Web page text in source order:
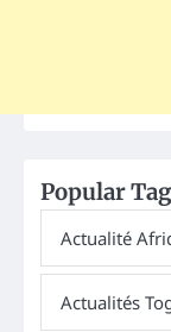
Popular